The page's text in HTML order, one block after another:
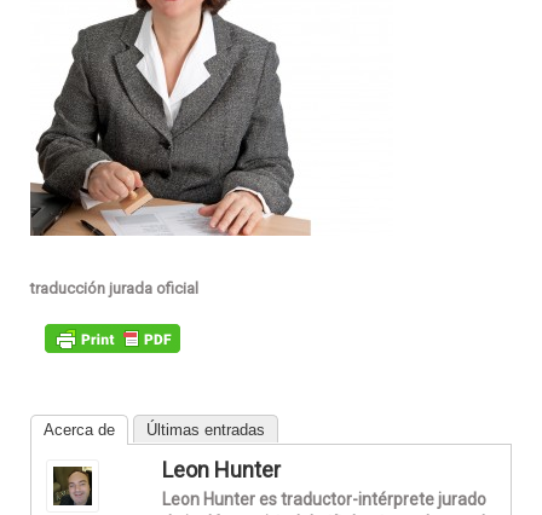
traducción jurada oficial
Acerca de Últimas entradas
Leon Hunter
Leon Hunter es traductor-intérprete jurado